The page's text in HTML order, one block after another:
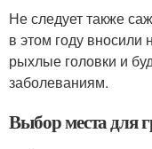
Не следует также
в этом году вносили
рыхлые головки и
заболеваниям.
Выбор места для